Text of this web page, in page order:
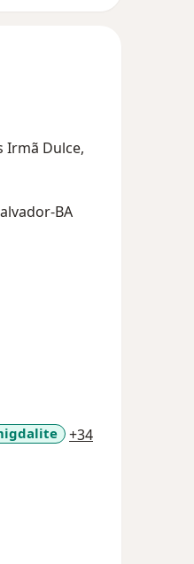
Irmã Dulce,
BA
Dulce,
Libanês. São
+34